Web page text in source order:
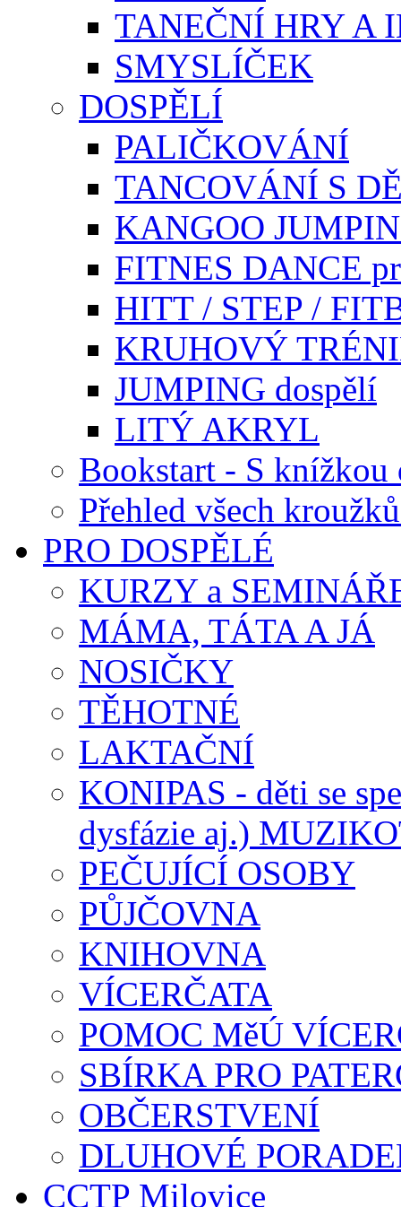
TANEČNÍ HRY A
SMYSLÍČEK
DOSPĚLÍ
PALIČKOVÁNÍ
TANCOVÁNÍ S
KANGOO
FITNES DANCE
HITT / STEP /
KRUHOVÝ
JUMPING dospělí
LITÝ AKRYL
Bookstart - S knížkou
Přehled všech
PRO DOSPĚLÉ
KURZY a
MÁMA, TÁTA A JÁ
NOSIČKY
TĚHOTNÉ
LAKTAČNÍ
KONIPAS - děti se
dysfázie aj.)
PEČUJÍCÍ OSOBY
PŮJČOVNA
KNIHOVNA
VÍCERČATA
POMOC MěÚ
SBÍRKA PRO
OBČERSTVENÍ
DLUHOVÉ
CCTP Milovice